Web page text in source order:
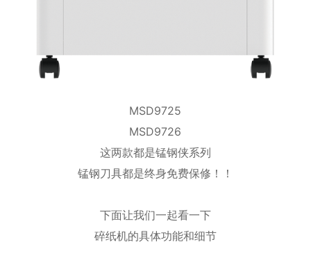
MSD9725
MSD9726
这两款都是锰钢侠系列
锰钢刀具都是终身免费保修！！
下面让我们一起看一下
碎纸机的具体功能和细节